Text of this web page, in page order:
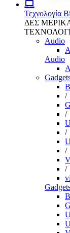
Τεχνολογία
ΔΕΣ
Audio
Audio
/
/
/
/
/